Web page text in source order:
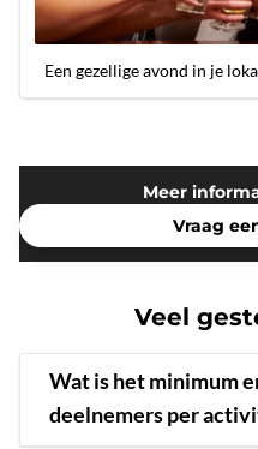
Een gezellige avond in je
Meer
Vraag
Veel
Wat is het minimum
deelnemers per